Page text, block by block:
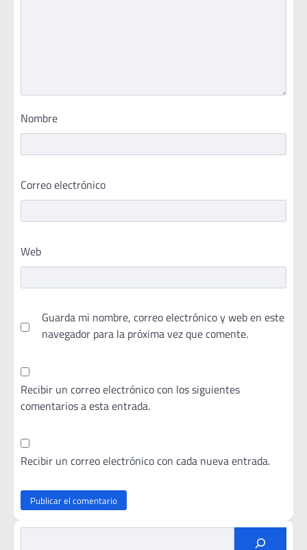
Nombre
Correo electrónico
Web
Guarda mi nombre, correo electrónico y web en este
navegador para la próxima vez que comente.
Recibir un correo electrónico con los siguientes
comentarios a esta entrada.
Recibir un correo electrónico con cada nueva entrada.